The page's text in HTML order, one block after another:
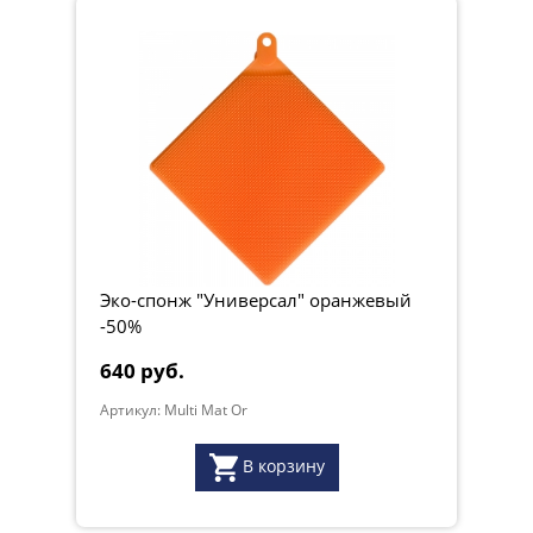
Эко-спонж "Универсал" оранжевый
-50%
640 руб.
Артикул: Multi Mat Or
В корзину